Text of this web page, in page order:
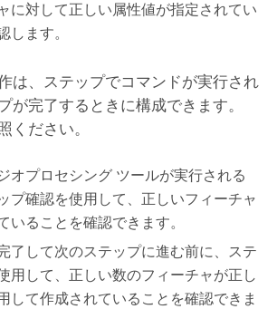
に対して正しい属性値が指定されてい
します。
は、ステップでコマンドが実行され
が完了するときに構成できます。
ください。
オプロセシング ツールが実行される
プ確認を使用して、正しいフィーチャ
いることを確認できます。
了して次のステップに進む前に、ステ
用して、正しい数のフィーチャが正し
して作成されていることを確認できま